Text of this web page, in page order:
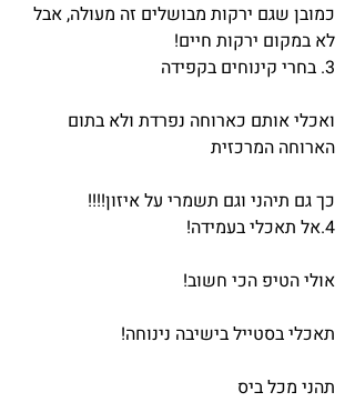
כמובן שגם ירקות מבושלים זה מעולה, אבל
לא במקום ירקות חיים!
3. בחרי קינוחים בקפידה
ואכלי אותם כארוחה נפרדת ולא בתום
הארוחה המרכזית
כך גם תיהני וגם תשמרי על איזון!!!!
4.אל תאכלי בעמידה!
אולי הטיפ הכי חשוב!
תאכלי בסטייל בישיבה נינוחה!
תהני מכל ביס